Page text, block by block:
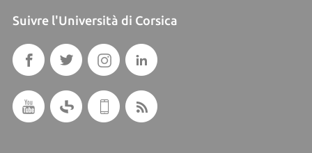
Suivre l'Università di Corsica